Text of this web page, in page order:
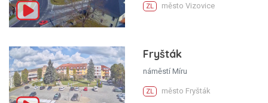
ZL město Vizovice
Fryšták
náměstí Míru
ZL město Fryšták